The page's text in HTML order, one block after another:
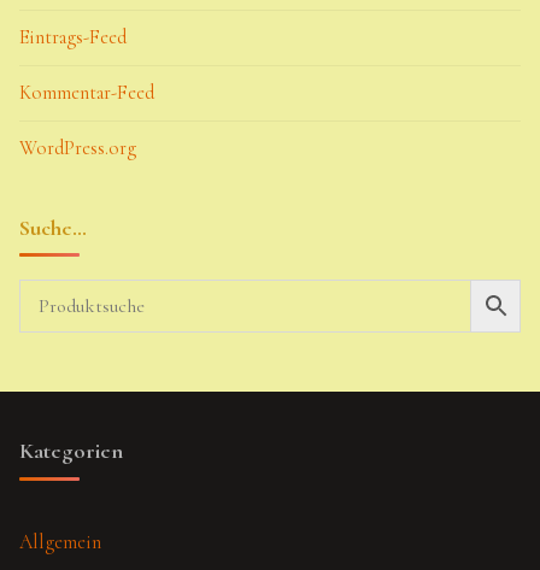
Eintrags-Feed
Kommentar-Feed
WordPress.org
Suche…
Kategorien
Allgemein